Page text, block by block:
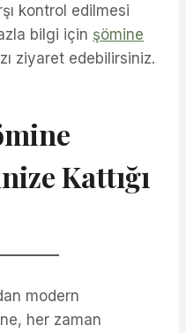
kontrol edilmesi
bilgi için şömine
ziyaret edebilirsiniz.
Kattığı
modern
her zaman